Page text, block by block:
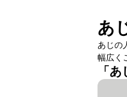
あ
あじの
幅広く
「